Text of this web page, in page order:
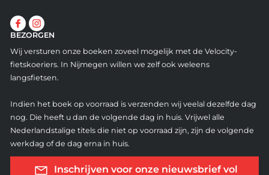
BEZORGEN
Wij versturen onze boeken zoveel mogelijk met de Velocity-
fietskoeriers. In Nijmegen willen we zelf ook weleens
langsfietsen.
Indien het boek op voorraad is verzenden wij veelal dezelfde dag
nog. Die heeft u dan de volgende dag in huis. Vrijwel alle
Nederlandstalige titels die niet op voorraad zijn, zijn de volgende
werkdag of de dag erna in huis.
Inschrijven voor onze nieuwsbrief vol